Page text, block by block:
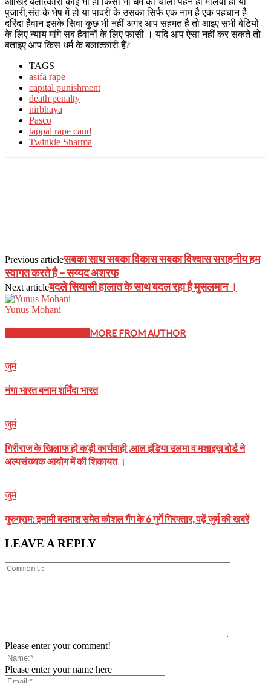
पुजारी,संत के भेष में हो या पादरी के उसका सिर्फ एक नाम है एक पहचान है
दरिंदा हैवान इसके सिवा कुछ भी नहीं अगर आप सहमत है तो आइए सभी बेटियों
के लिए न्याय मांगे सब हैवानों के लिए फांसी । यदि आप ऐसा नहीं कर सकते तो
बताइए आप किस धर्म के बलात्कारी हैं?
TAGS
asifa rape
capital punishment
death penalty
nirbhaya
Pasco
tappal rape cand
Twinkle Sharma
Previous articleसबका साथ सबका विकास सबका विश्वास सराहनीय हम
स्वागत करते है – सय्यद अशरफ
Next articleबदले सियासी हालात के साथ बदल रहा है मुसलमान ।
Yunus Mohani
MORE FROM AUTHOR
जुर्म
नंगा भारत बनाम शर्मिंदा भारत
जुर्म
गिरीराज के खिलाफ हो कड़ी कार्यवाही ,आल इंडिया उलमा व मशाइख़ बोर्ड ने
अल्पसंख्यक आयोग में की शिकायत ।
जुर्म
गुरुग्राम: इनामी बदमाश समेत कौशल गैंग के 6 गुर्गे गिरफ्तार, पढ़ें जुर्म की खबरें
LEAVE A REPLY
Please enter your comment!
Please enter your name here